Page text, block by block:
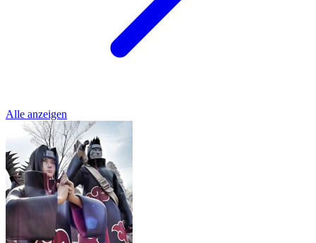
Alle anzeigen